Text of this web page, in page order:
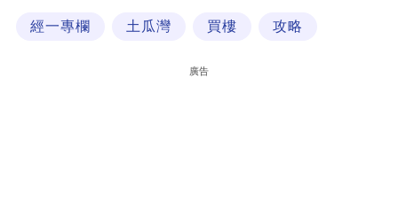
經一專欄 土瓜灣 買樓 攻略
廣告